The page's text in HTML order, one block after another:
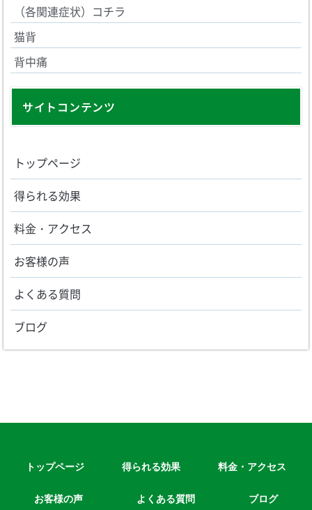
（各関連症状）コチラ
猫背
背中痛
サイトコンテンツ
トップページ
得られる効果
料金・アクセス
お客様の声
よくある質問
ブログ
トップページ 得られる効果 料金・アクセス
お客様の声 よくある質問 ブログ